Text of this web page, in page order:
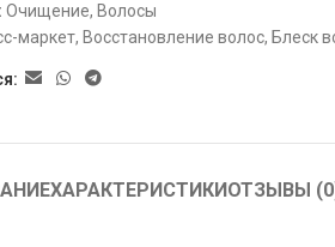
Очищение, Волосы
маркет, Восстановление волос, Блеск
ХАРАКТЕРИСТИКИОТЗЫВЫ